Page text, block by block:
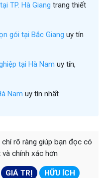
TP. Hà Giang trang thiết
gói tại Bắc Giang uy tín
tại Hà Nam uy tín,
Nam uy tín nhất
chí rõ ràng giúp bạn đọc có
chính xác hơn
GIÁ TRỊ HỮU ÍCH